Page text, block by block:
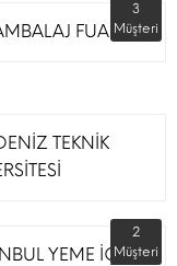
FUARI
3
Müşteri
TEKNİK
YEME İÇME
2
Müşteri